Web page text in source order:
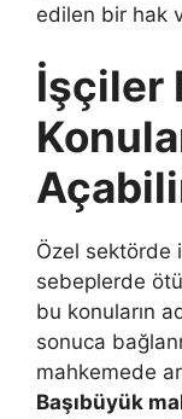
edilen bir hak
İşçiler
Özel sektörde
sebeplerde
bu konuların
sonuca
mahkemede
Başıbüyük